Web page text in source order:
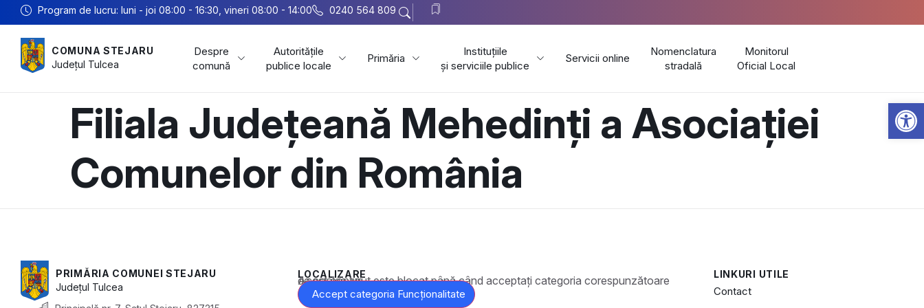
Program de lucru: luni - joi 08:00 - 16:30, vineri 08:00 - 14:00 0240 564 809
COMUNA STEJARU
Județul Tulcea
Despre
comună
Autoritățile
publice locale
Primăria
Instituțiile
și serviciile publice
Servicii online
Nomenclatura
stradală
Monitorul
Oficial Local
Filiala Județeană Mehedinți a Asociației
Comunelor din România
PRIMĂRIA COMUNEI STEJARU
Județul Tulcea
LOCALIZARE
Acest conținut este blocat până când acceptați categoria corespunzătoare de cookie-uri.
Accept categoria Funcționalitate
LINKURI UTILE
Contact